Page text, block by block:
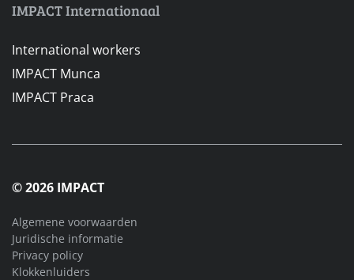
IMPACT Internationaal
International workers
IMPACT Munca
IMPACT Praca
© 2026 IMPACT
Algemene voorwaarden
Juridische informatie
Privacy policy
Klokkenluiders